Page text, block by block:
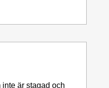
är stagad och